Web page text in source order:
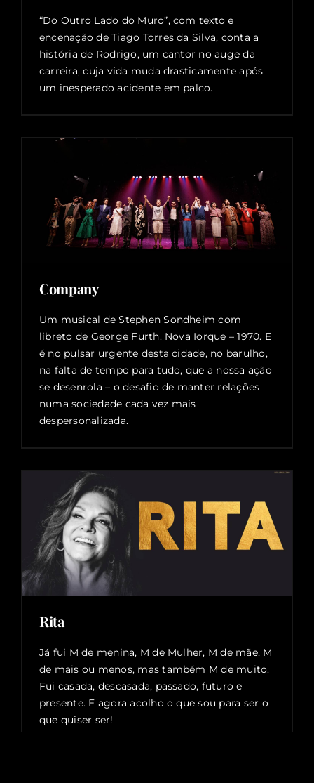
“Do Outro Lado do Muro”, com texto e
encenação de Tiago Torres da Silva, conta a
história de Rodrigo, um cantor no auge da
carreira, cuja vida muda drasticamente após
um inesperado acidente em palco.
Company
Um musical de Stephen Sondheim com
libreto de George Furth. Nova Iorque – 1970. E
é no pulsar urgente desta cidade, no barulho,
na falta de tempo para tudo, que a nossa ação
se desenrola – o desafio de manter relações
numa sociedade cada vez mais
despersonalizada.
Rita
Já fui M de menina, M de Mulher, M de mãe, M
de mais ou menos, mas também M de muito.
Fui casada, descasada, passado, futuro e
presente. E agora acolho o que sou para ser o
que quiser ser!